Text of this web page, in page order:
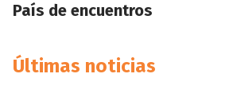
País de encuentros
Últimas noticias